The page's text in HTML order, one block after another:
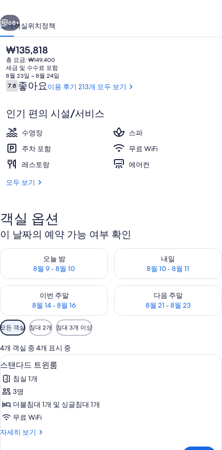
진
갤
러
리
숙박 시설 정면
다음
68+
소개객실위치정책
현
재
가
격
은
₩135,818
₩135,818
총 요금: ₩149,400
세금 및 수수료 포함
8월 23일 ~ 8월 24일
이
용
기
7.810점 만점 중 7.8점.
좋아요이용 후기 213개 모두 보기
인기 편의 시설/서비스
수영장
스파
주차 포함
무료 WiFi
레스토랑
에어컨
모두 보기
객실 옵션
이 날짜의 예약 가능 여부 확인
오늘 밤
8월 9 - 8월 10
오늘 밤 예약 가능 여부 확인, 8월 9 - 8월 10
내일
8월 10 - 8월 11
내일 예약 가능 여부 확인, 8월
이번 주말
8월 14 - 8월 16
이번 주말 예약 가능 여부 확인, 8월 14 - 8월 16
다음 주말
8월 21 - 8월 23
다음 주말 예약 가능 여부 확인
객
실
에
사
용
가
능
한
터
모든 객실 침대 2개 침대 3개 이상
4개 객실 중 4개 표시 중
스
탠
다
드
트
룸
스탠다드 트윈룸 | 암막 커튼, 무료 WiFi
8
스탠다드 트윈룸
침실 1개
3명
더블침대 1개 및 싱글침대 1개
무료 WiFi
자세히 보기
스